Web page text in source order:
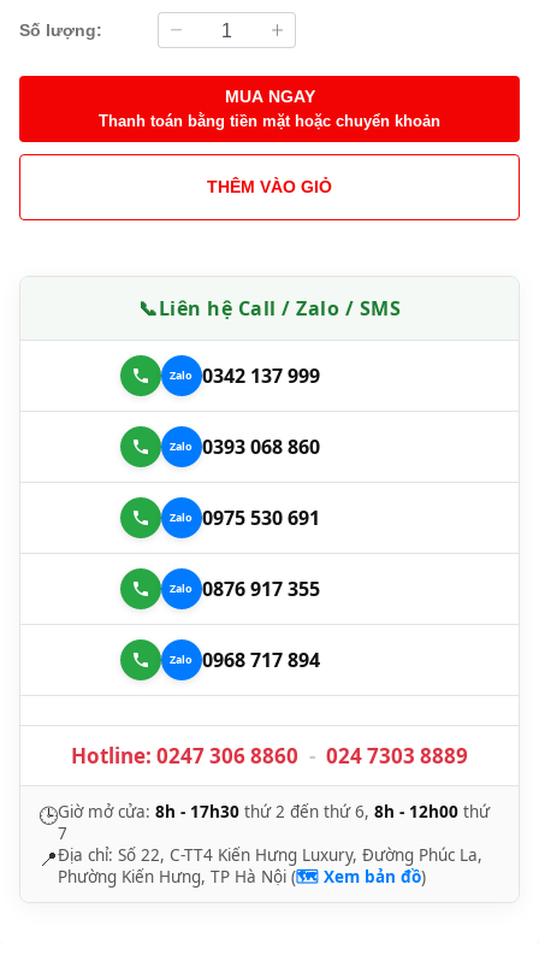
Số lượng:
MUA NGAY
Thanh toán bằng tiền mặt hoặc chuyển khoản
THÊM VÀO GIỎ
📞Liên hệ Call / Zalo / SMS
0342 137 999
0393 068 860
0975 530 691
0876 917 355
0968 717 894
Hotline: 0247 306 8860 - 024 7303 8889
🕒Giờ mở cửa: 8h - 17h30 thứ 2 đến thứ 6, 8h - 12h00 thứ
7
📍Địa chỉ: Số 22, C-TT4 Kiến Hưng Luxury, Đường Phúc La,
Phường Kiến Hưng, TP Hà Nội (🗺️ Xem bản đồ)